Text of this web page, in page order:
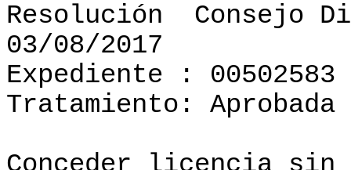
Resolución
Consejo
03/08/2017
Expediente : 00502583
Tratamiento: Aprobada